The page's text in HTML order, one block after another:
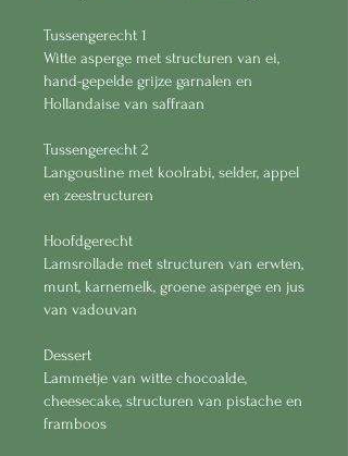
Tussengerecht 1
Witte asperge met structuren van ei,
hand-gepelde grijze garnalen en
Hollandaise van saffraan
Tussengerecht 2
Langoustine met koolrabi, selder, appel
en zeestructuren
Hoofdgerecht
Lamsrollade met structuren van erwten,
munt, karnemelk, groene asperge en jus
van vadouvan
Dessert
Lammetje van witte chocoalde,
cheesecake, structuren van pistache en
framboos